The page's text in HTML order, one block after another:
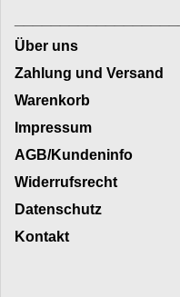
Über uns
Zahlung und Versand
Warenkorb
Impressum
AGB/Kundeninfo
Widerrufsrecht
Datenschutz
Kontakt